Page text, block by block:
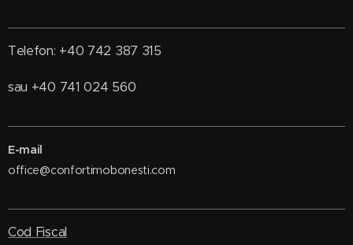
Telefon: +40 742 387 315
sau +40 741 024 560
E-mail
office@confortimobonesti.com
Cod Fiscal